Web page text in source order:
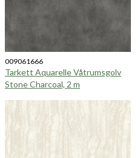
009061666
Tarkett Aquarelle Våtrumsgolv
Stone Charcoal, 2 m